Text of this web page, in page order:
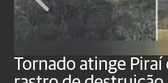
Tornado atinge Piraí